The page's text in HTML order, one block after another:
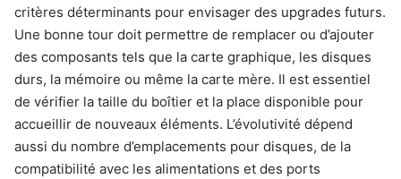
critères déterminants pour envisager des upgrades futurs.
Une bonne tour doit permettre de remplacer ou d’ajouter
des composants tels que la carte graphique, les disques
durs, la mémoire ou même la carte mère. Il est essentiel
de vérifier la taille du boîtier et la place disponible pour
accueillir de nouveaux éléments. L’évolutivité dépend
aussi du nombre d’emplacements pour disques, de la
compatibilité avec les alimentations et des ports